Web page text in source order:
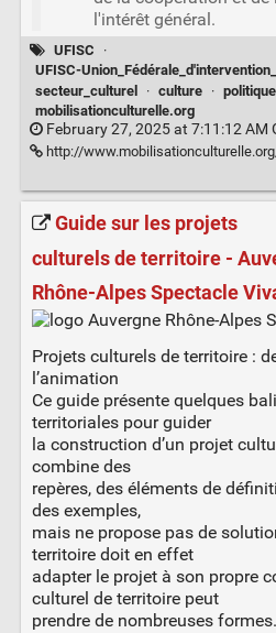
l'intérêt général.
UFISC
·
UFISC-
secteur_culturel
· culture ·
mobilisationculturelle.org
February 27, 2025 at 7:11:12 AM
http://
Guide sur les projets
culturels de territoire -
Rhône-Alpes Spectacle
Projets culturels de territoire :
l’animation
Ce guide présente quelques
territoriales pour guider
la construction d’un projet
combine des
repères, des éléments de
des exemples,
mais ne propose pas de
territoire doit en effet
adapter le projet à son propre
culturel de territoire peut
prendre de nombreuses formes.